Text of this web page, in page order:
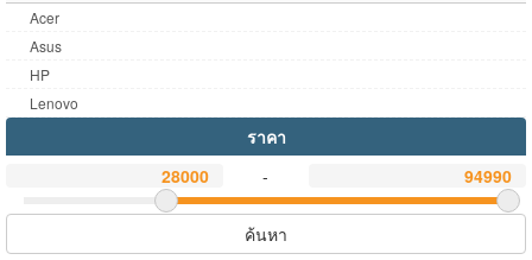
Acer
Asus
HP
Lenovo
ราคา
-
ค้นหา